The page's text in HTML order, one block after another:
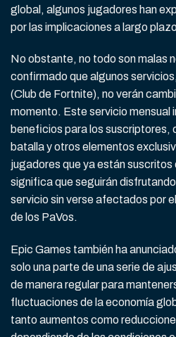
global, algunos jugadores han
por las implicaciones a largo
No obstante, no todo son malas
confirmado que algunos
(Club de Fortnite), no verán
momento. Este servicio mensual
beneficios para los suscriptores,
batalla y otros elementos
jugadores que ya están
significa que seguirán
servicio sin verse afectados por
de los PaVos.
Epic Games también ha
solo una parte de una serie de
de manera regular para
fluctuaciones de la economía
tanto aumentos como